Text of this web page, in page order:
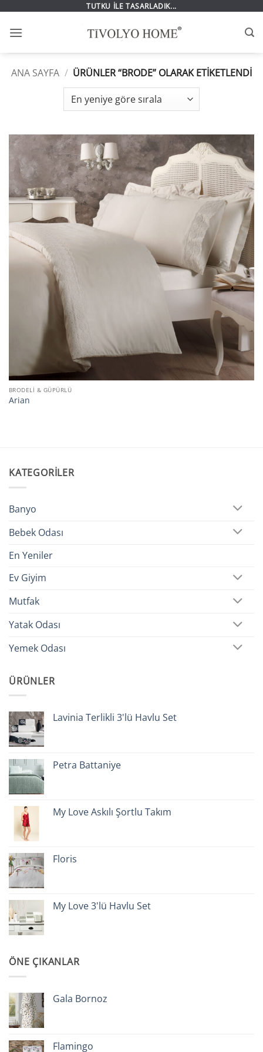
TUTKU İLE TASARLADIK...
ANA SAYFA / ÜRÜNLER “BRODE” OLARAK ETIKETLENDI
BRODELI & GÜPÜRLÜ
Arian
KATEGORILER
Banyo
Bebek Odası
En Yeniler
Ev Giyim
Mutfak
Yatak Odası
Yemek Odası
ÜRÜNLER
Lavinia Terlikli 3'lü Havlu Set
Petra Battaniye
My Love Askılı Şortlu Takım
Floris
My Love 3'lü Havlu Set
ÖNE ÇIKANLAR
Gala Bornoz
Flamingo